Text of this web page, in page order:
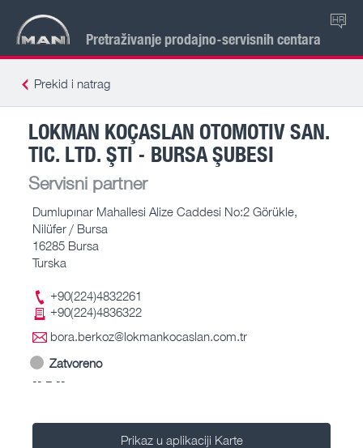
Pretraživanje prodajno-servisnih centara
HR
Prekid i natrag
LOKMAN KOÇASLAN OTOMOTIV SAN.
TIC. LTD. ŞTI - BURSA ŞUBESI
Servisni partner
Dumlupınar Mahallesi Alize Caddesi No:2 Görükle,
Nilüfer / Bursa
16285 Bursa
Turska
+90(224)4832261
+90(224)4836322
bora.berkoz@lokmankocaslan.com.tr
Zatvoreno
-- – --
Prikaz u aplikaciji Karte